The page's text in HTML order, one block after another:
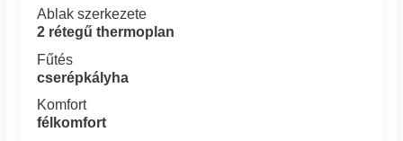
Ablak szerkezete
2 rétegű thermoplan
Fűtés
cserépkályha
Komfort
félkomfort